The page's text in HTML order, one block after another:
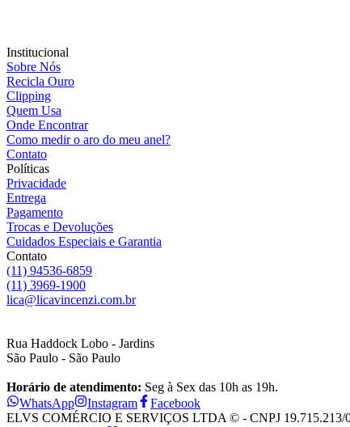
Institucional
Sobre Nós
Recicla Ouro
Clipping
Quem Usa
Onde Encontrar
Como medir o aro do meu anel?
Contato
Políticas
Privacidade
Entrega
Pagamento
Trocas e Devoluções
Cuidados Especiais e Garantia
Contato
(11) 94536-6859
(11) 3969-1900
lica@licavincenzi.com.br
Rua Haddock Lobo - Jardins
São Paulo - São Paulo
Horário de atendimento: Seg à Sex das 10h as 19h.
WhatsApp
Instagram
Facebook
ELVS COMÉRCIO E SERVIÇOS LTDA © - CNPJ 19.715.213/